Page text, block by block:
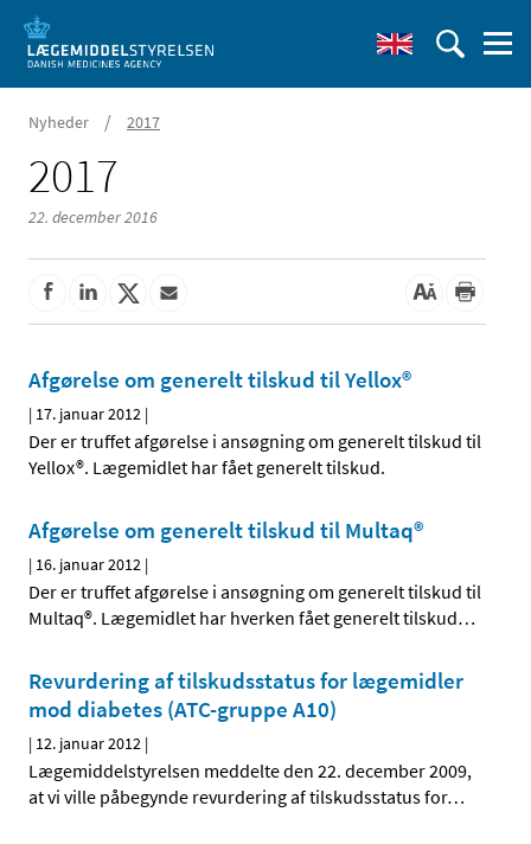
Nyheder / 2017
2017
22. december 2016
Afgørelse om generelt tilskud til Yellox®
| 17. januar 2012 |
Der er truffet afgørelse i ansøgning om generelt tilskud til
Yellox®. Lægemidlet har fået generelt tilskud.
Afgørelse om generelt tilskud til Multaq®
| 16. januar 2012 |
Der er truffet afgørelse i ansøgning om generelt tilskud til
Multaq®. Lægemidlet har hverken fået generelt tilskud…
Revurdering af tilskudsstatus for lægemidler
mod diabetes (ATC-gruppe A10)
| 12. januar 2012 |
Lægemiddelstyrelsen meddelte den 22. december 2009,
at vi ville påbegynde revurdering af tilskudsstatus for…